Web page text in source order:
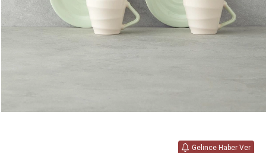
Gelince Haber Ver